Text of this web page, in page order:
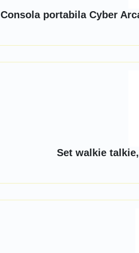
Consola portabila Cyber
Set walkie